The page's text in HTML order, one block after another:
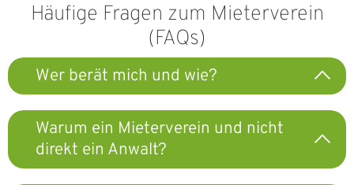
Häufige Fragen zum Mieterverein
(FAQs)
Wer berät mich und wie?
Warum ein Mieterverein und nicht
direkt ein Anwalt?